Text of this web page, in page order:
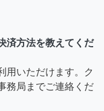
済方法を教えてくだ
用いただけます。ク
務局までご連絡くだ